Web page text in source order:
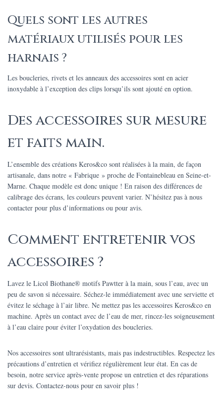
Quels sont les autres
matériaux utilisés pour les
harnais ?
Les boucleries, rivets et les anneaux des accessoires sont en acier
inoxydable à l’exception des clips lorsqu’ils sont ajouté en option.
Des accessoires sur mesure
et faits main.
L’ensemble des créations Keros&co sont réalisées à la main, de façon
artisanale, dans notre « Fabrique » proche de Fontainebleau en Seine-et-
Marne. Chaque modèle est donc unique ! En raison des différences de
calibrage des écrans, les couleurs peuvent varier. N’hésitez pas à nous
contacter pour plus d’informations ou pour avis.
Comment entretenir vos
accessoires ?
Lavez le Licol Biothane® motifs Pawtter à la main, sous l’eau, avec un
peu de savon si nécessaire. Séchez-le immédiatement avec une serviette et
évitez le séchage à l’air libre. Ne mettez pas les accessoires Keros&co en
machine. Après un contact avec de l’eau de mer, rincez-les soigneusement
à l’eau claire pour éviter l’oxydation des boucleries.
Nos accessoires sont ultrarésistants, mais pas indestructibles. Respectez les
précautions d’entretien et vérifiez régulièrement leur état. En cas de
besoin, notre service après-vente propose un entretien et des réparations
sur devis. Contactez-nous pour en savoir plus !